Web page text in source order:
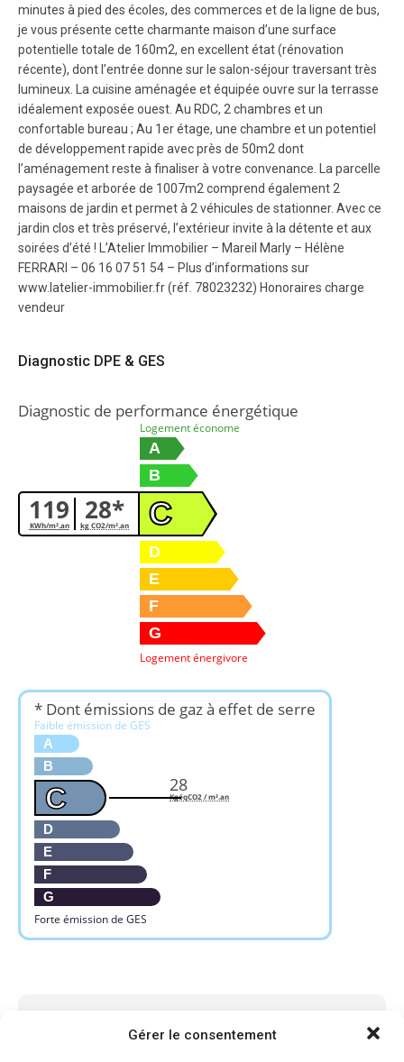
Gérer le consentement
minutes à pied des écoles, des commerces et de la ligne de bus,
je vous présente cette charmante maison d’une surface
potentielle totale de 160m2, en excellent état (rénovation
récente), dont l’entrée donne sur le salon-séjour traversant très
lumineux. La cuisine aménagée et équipée ouvre sur la terrasse
idéalement exposée ouest. Au RDC, 2 chambres et un
confortable bureau ; Au 1er étage, une chambre et un potentiel
de développement rapide avec près de 50m2 dont
l’aménagement reste à finaliser à votre convenance. La parcelle
paysagée et arborée de 1007m2 comprend également 2
maisons de jardin et permet à 2 véhicules de stationner. Avec ce
jardin clos et très préservé, l’extérieur invite à la détente et aux
soirées d’été ! L’Atelier Immobilier – Mareil Marly – Hélène
FERRARI – 06 16 07 51 54 – Plus d’informations sur
www.latelier-immobilier.fr (réf. 78023232) Honoraires charge
vendeur
Diagnostic DPE & GES
Diagnostic de performance énergétique
119
KWh/m².an 28*
kg CO2/m².an
Logement économe
A
B
C
D
E
F
G
Logement énergivore
* Dont émissions de gaz à effet de serre
Faible émission de GES
A
B
C
D
E
F
G
Forte émission de GES
28
KgéqCO2 / m².an